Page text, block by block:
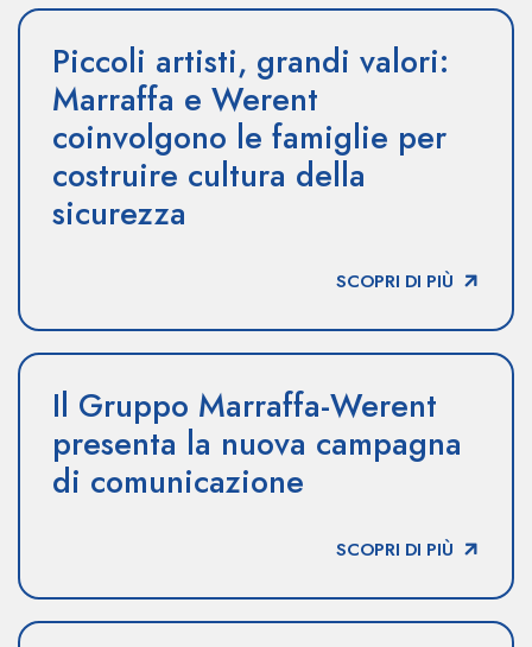
Piccoli artisti, grandi valori:
Marraffa e Werent
coinvolgono le famiglie per
costruire cultura della
sicurezza
SCOPRI DI PIÙ
Il Gruppo Marraffa-Werent
presenta la nuova campagna
di comunicazione
SCOPRI DI PIÙ